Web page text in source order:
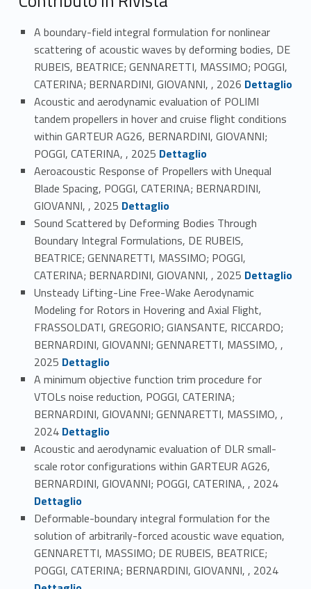
A boundary-field integral formulation for nonlinear
scattering of acoustic waves by deforming bodies, DE
RUBEIS, BEATRICE; GENNARETTI, MASSIMO; POGGI,
CATERINA; BERNARDINI, GIOVANNI, , 2026 Link identifier #identifier_person_142291-1Dettaglio
Acoustic and aerodynamic evaluation of POLIMI
tandem propellers in hover and cruise flight conditions
within GARTEUR AG26, BERNARDINI, GIOVANNI;
POGGI, CATERINA, , 2025 Link identifier #identifier_person_20957-2Dettaglio
Aeroacoustic Response of Propellers with Unequal
Blade Spacing, POGGI, CATERINA; BERNARDINI,
GIOVANNI, , 2025 Link identifier #identifier_person_123429-3Dettaglio
Sound Scattered by Deforming Bodies Through
Boundary Integral Formulations, DE RUBEIS,
BEATRICE; GENNARETTI, MASSIMO; POGGI,
CATERINA; BERNARDINI, GIOVANNI, , 2025Link identifier #identifier_person_159914-4Dettaglio
Unsteady Lifting-Line Free-Wake Aerodynamic
Modeling for Rotors in Hovering and Axial Flight,
FRASSOLDATI, GREGORIO; GIANSANTE, RICCARDO;
BERNARDINI, GIOVANNI; GENNARETTI, MASSIMO, ,
2025 Link identifier #identifier_person_174036-5Dettaglio
A minimum objective function trim procedure for
VTOLs noise reduction, POGGI, CATERINA;
BERNARDINI, GIOVANNI; GENNARETTI, MASSIMO, ,
2024 Link identifier #identifier_person_162608-6Dettaglio
Acoustic and aerodynamic evaluation of DLR small-
scale rotor configurations within GARTEUR AG26,
BERNARDINI, GIOVANNI; POGGI, CATERINA, , 2024
Dettaglio
Deformable-boundary integral formulation for the
solution of arbitrarily-forced acoustic wave equation,
GENNARETTI, MASSIMO; DE RUBEIS, BEATRICE;
POGGI, CATERINA; BERNARDINI, GIOVANNI, , 2024